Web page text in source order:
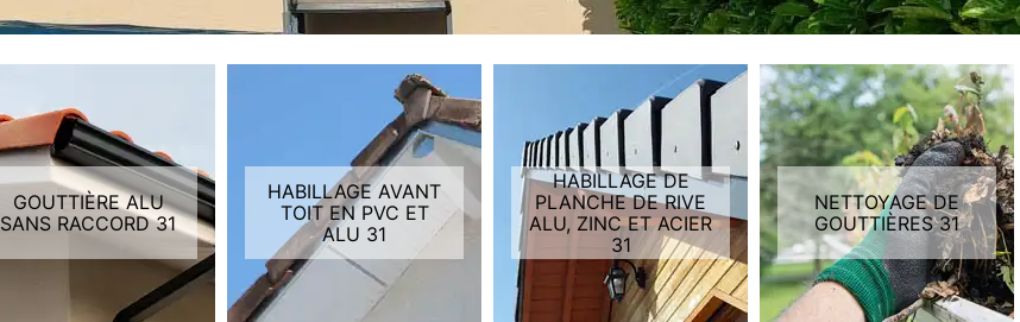
GOUTTIÈRE ALU
SANS RACCORD 31
HABILLAGE AVANT
TOIT EN PVC ET
ALU 31
HABILLAGE DE
PLANCHE DE RIVE
ALU, ZINC ET ACIER
31
NETTOYAGE DE
GOUTTIÈRES 31